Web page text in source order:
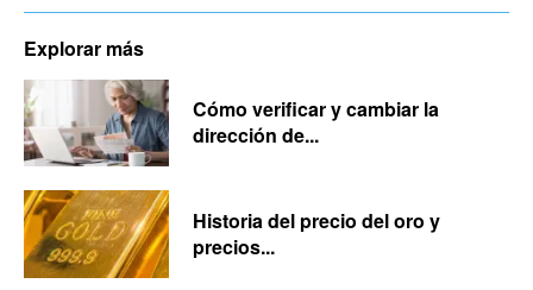
Explorar más
Cómo verificar y cambiar la
dirección de...
Historia del precio del oro y
precios...